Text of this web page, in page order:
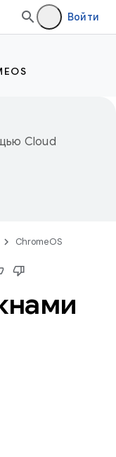
Войти
Cloud
ChromeOS